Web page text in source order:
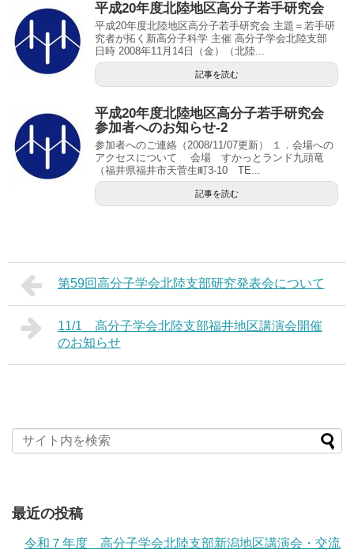
平成20年度北陸地区高分子若手研究会
平成20年度北陸地区高分子若手研究会 主題＝若手研
究者が拓く新高分子科学 主催 高分子学会北陸支部
日時 2008年11月14日（金）（北陸...
記事を読む
平成20年度北陸地区高分子若手研究会
参加者へのお知らせ-2
参加者へのご連絡（2008/11/07更新） １．会場への
アクセスについて 会場 すかっとランド九頭竜
（福井県福井市天菅生町3-10 TE...
記事を読む
第59回高分子学会北陸支部研究発表会について
11/1 高分子学会北陸支部福井地区講演会開催
のお知らせ
最近の投稿
令和７年度 高分子学会北陸支部新潟地区講演会・交流